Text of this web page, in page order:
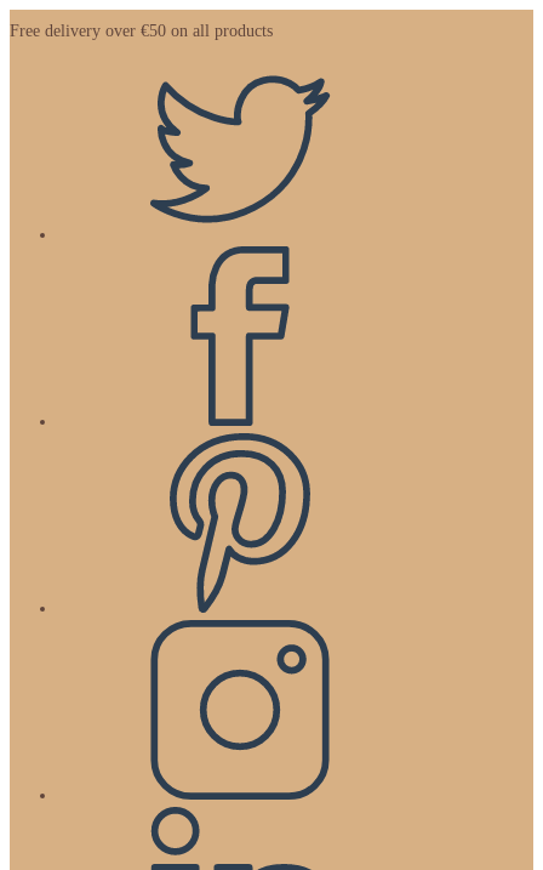
Inhalt
Free delivery over €50 on all products